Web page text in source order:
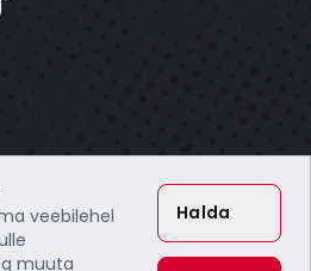
veebilehel
muuta
Halda